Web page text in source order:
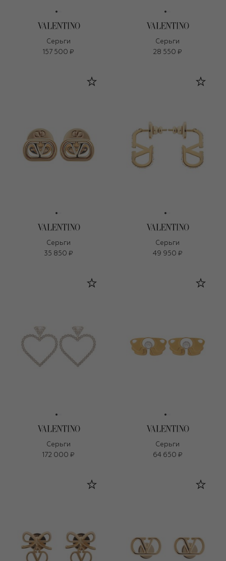
Серьги
157 500 ₽
Серьги
28 550 ₽
Серьги
35 850 ₽
Серьги
49 950 ₽
Серьги
172 000 ₽
Серьги
64 650 ₽